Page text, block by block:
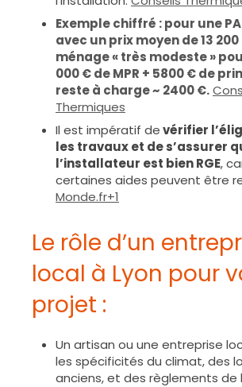
Exemple chiffré : pour une
avec un prix moyen de 13
ménage « très modeste »
000 € de MPR + 5800 € de
reste à charge ~ 2400 €.
Thermiques
Il est impératif devérifier
les travaux et de s’assurer
l’installateur est bien RGE,
certaines aides peuvent être
Monde.fr+1
Le rôle d’un
local à Lyon pour
projet :
Un artisan ou une entreprise
les spécificités du climat, des
anciens, et des règlements de